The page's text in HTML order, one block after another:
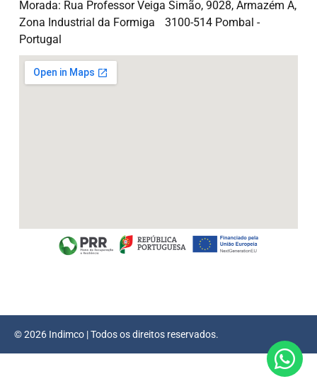
Morada: Rua Professor Veiga Simão, 9028, Armazém A,
Zona Industrial da Formiga 3100-514 Pombal -
Portugal
© 2026 Indimco | Todos os direitos reservados.